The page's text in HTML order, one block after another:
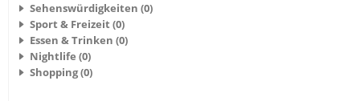
Sehenswürdigkeiten (0)
Sport & Freizeit (0)
Essen & Trinken (0)
Nightlife (0)
Shopping (0)